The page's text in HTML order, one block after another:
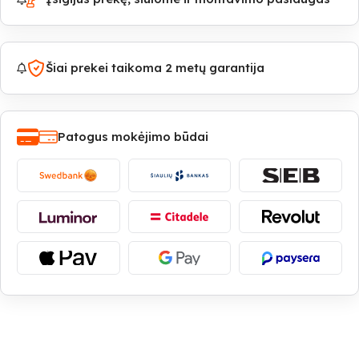
Šiai prekei taikoma 2 metų garantija
Patogus mokėjimo būdai